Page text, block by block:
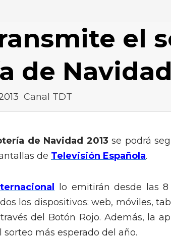
el
de Navidad
Canal TDT
de Navidad 2013 se podrá
de Televisión Española.
lo emitirán desde las
los dispositivos: web, móviles,
del Botón Rojo. Además, la
más esperado del año.